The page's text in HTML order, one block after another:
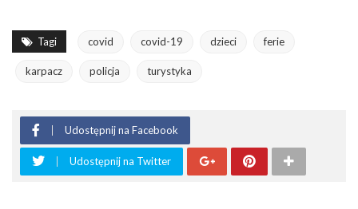
Tagi covid covid-19 dzieci ferie
karpacz policja turystyka
Udostępnij na Facebook
Udostępnij na Twitter